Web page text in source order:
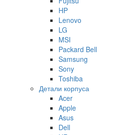
HP
Lenovo
LG
MSI
Packard Bell
Samsung
Sony
Toshiba
Детали корпуса
Acer
Apple
Asus
Dell